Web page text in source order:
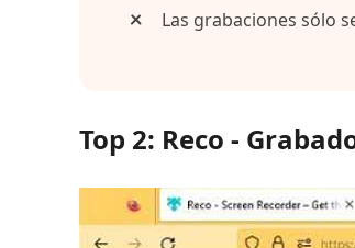
Las grabaciones sólo
Top 2: Reco -